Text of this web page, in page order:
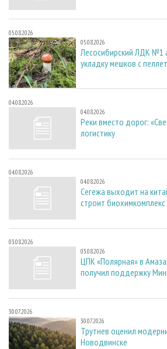
05.08.2026
05.08.2026
Лесосибирский ЛДК №1
укладку мешков с
04.08.2026
04.08.2026
Реки вместо дорог:
логистику
04.08.2026
04.08.2026
Сегежа выходит на
строит биохимкомплекс
03.08.2026
03.08.2026
ЦПК «Полярная» в
получил поддержку
30.07.2026
30.07.2026
Трутнев оценил
Новодвинске